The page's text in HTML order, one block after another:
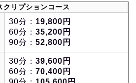
クリプションコース
30分： 19,800円
60分： 35,200円
90分： 52,800円
30分： 39,600円
60分： 70,400円